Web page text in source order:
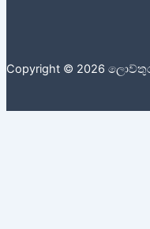
Copyright © 2026